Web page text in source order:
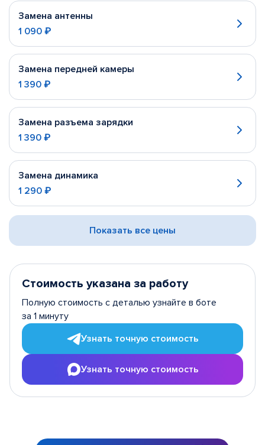
Замена антенны
1 090 ₽
Замена передней камеры
1 390 ₽
Замена разъема зарядки
1 390 ₽
Замена динамика
1 290 ₽
Показать все цены
Стоимость указана за работу
Полную стоимость с деталью узнайте в боте
за 1 минуту
Узнать точную стоимость
Узнать точную стоимость